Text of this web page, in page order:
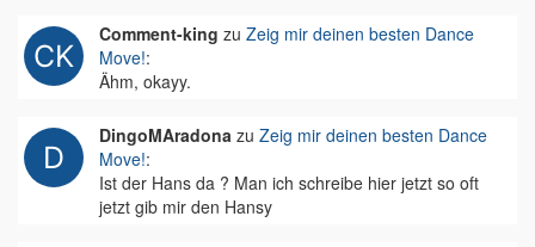
Comment-king zu Zeig mir deinen besten Dance
Move!:
Ähm, okayy.
DingoMAradona zu Zeig mir deinen besten Dance
Move!:
Ist der Hans da ? Man ich schreibe hier jetzt so oft
jetzt gib mir den Hansy